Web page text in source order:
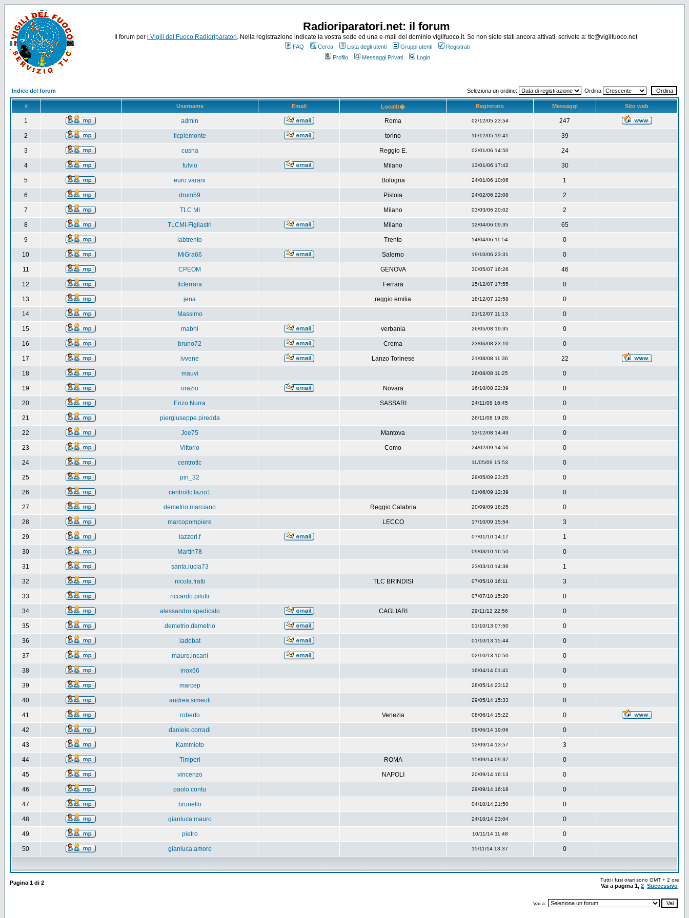
Radioriparatori.net: il forum
Il forum per i Vigili del Fuoco Radioriparatori. Nella registrazione indicate la vostra sede ed una e-mail del dominio vigilfuoco.it. Se non siete stati ancora attivati, scrivete a: tlc@vigilfuoco.net
FAQ Cerca Lista degli utenti Gruppi utenti
Registrati
Profilo
Messaggi Privati Login
Indice del forum Seleziona un ordine: Ordina
# Username Email Localit� Registrato Messaggi Sito web
1 admin Roma 02/12/05 23:54 247
2 tlcpiemonte torino 16/12/05 19:41 39
3 cusna Reggio E. 02/01/06 14:50 24
4 fulvio Milano 13/01/06 17:42 30
5 euro.varani Bologna 24/01/06 10:06 1
6 drum59 Pistoia 24/02/06 22:08 2
7 TLC MI Milano 03/03/06 20:02 2
8 TLCMI-Figliastri Milano 12/04/06 09:35 65
9 labtrento Trento 14/04/06 11:54 0
10 MiGra66 Salerno 19/10/06 23:31 0
11 CPEOM GENOVA 30/05/07 16:26 46
12 tlcferrara Ferrara 15/12/07 17:55 0
13 jena reggio emilia 18/12/07 12:58 0
14 Massimo 21/12/07 11:13 0
15 mabhi verbania 26/05/08 19:35 0
16 bruno72 Crema 23/06/08 23:10 0
17 ivvene Lanzo Torinese 21/08/08 11:36 22
18 mauvi 26/08/08 11:25 0
19 orazio Novara 16/10/08 22:39 0
20 Enzo Nurra SASSARI 24/11/08 16:45 0
21 piergiuseppe.piredda 26/11/08 19:28 0
22 Joe75 Mantova 12/12/08 14:49 0
23 Vittorio Como 24/02/09 14:56 0
24 centrotlc 11/05/09 15:53 0
25 pin_32 29/05/09 23:25 0
26 centrotlc.lazio1 01/06/09 12:39 0
27 demetrio.marciano Reggio Calabria 20/09/09 18:25 0
28 marcopompiere LECCO 17/10/09 15:54 3
29 lazzeri.f 07/01/10 14:17 1
30 Martin78 09/03/10 16:50 0
31 santa.lucia73 23/03/10 14:38 1
32 nicola.fratti TLC BRINDISI 07/05/10 16:11 3
33 riccardo.pilotti 07/07/10 15:20 0
34 alessandro.spedicato CAGLIARI 29/11/12 22:56 0
35 demetrio.demetrio 01/10/13 07:50 0
36 iadobat 01/10/13 15:44 0
37 mauro.incani 02/10/13 10:50 0
38 inox66 16/04/14 01:41 0
39 marcep 28/05/14 23:12 0
40 andrea.simeoli 29/05/14 15:33 0
41 roberto Venezia 08/06/14 15:22 0
42 daniele.corradi 09/06/14 19:06 0
43 Kammioto 12/09/14 13:57 3
44 Timperi ROMA 15/09/14 09:37 0
45 vincenzo NAPOLI 20/09/14 16:13 0
46 paolo.contu 29/09/14 16:18 0
47 brunello 04/10/14 21:50 0
48 gianluca.mauro 24/10/14 23:04 0
49 pietro 10/11/14 11:48 0
50 gianluca.amore 15/11/14 13:37 0
Pagina 1 di 2 Tutti i fusi orari sono GMT + 2 ore
Vai a pagina 1, 2 Successivo
Vai a: